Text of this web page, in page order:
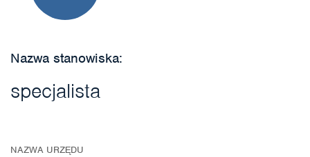
Nazwa stanowiska:
specjalista
NAZWA URZĘDU